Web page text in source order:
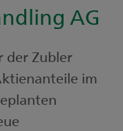
AG
der Zubler
im